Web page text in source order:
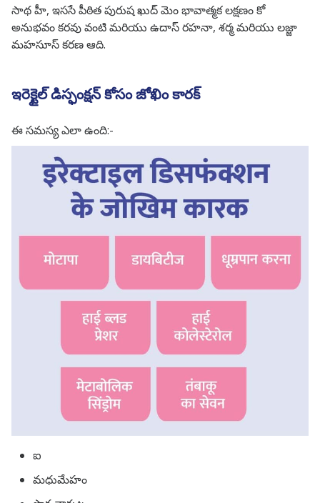
సాథ హీ, ఇససే పీఠిత పురుష ఖుద్ మెం భావాత్మక లక్షణం కో
అనుభవం కరవు వంటి మరియు ఉదాస్ రహనా, శర్మ మరియు లజ్జా
మహసూస్ కరణ ఆది.
ఇరెక్టైల్ డిస్ఫంక్షన్ కోసం జోఖిం కారక్
ఈ సమస్య ఎలా ఉంది:-
ఐ
మధుమేహం